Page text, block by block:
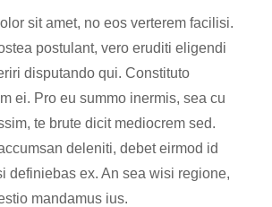
sit amet, no eos verterem facilisi.
postulant, vero eruditi eligendi
disputando qui. Constituto
ei. Pro eu summo inermis, sea cu
te brute dicit mediocrem sed.
deleniti, debet eirmod id
definiebas ex. An sea wisi regione,
mandamus ius.